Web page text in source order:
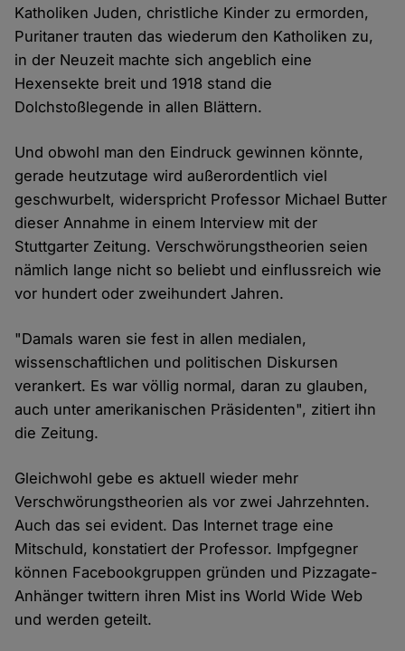
Katholiken Juden, christliche Kinder zu ermorden,
Puritaner trauten das wiederum den Katholiken zu,
in der Neuzeit machte sich angeblich eine
Hexensekte breit und 1918 stand die
Dolchstoßlegende in allen Blättern.
Und obwohl man den Eindruck gewinnen könnte,
gerade heutzutage wird außerordentlich viel
geschwurbelt, widerspricht Professor Michael Butter
dieser Annahme in einem Interview mit der
Stuttgarter Zeitung. Verschwörungstheorien seien
nämlich lange nicht so beliebt und einflussreich wie
vor hundert oder zweihundert Jahren.
"Damals waren sie fest in allen medialen,
wissenschaftlichen und politischen Diskursen
verankert. Es war völlig normal, daran zu glauben,
auch unter amerikanischen Präsidenten", zitiert ihn
die Zeitung.
Gleichwohl gebe es aktuell wieder mehr
Verschwörungstheorien als vor zwei Jahrzehnten.
Auch das sei evident. Das Internet trage eine
Mitschuld, konstatiert der Professor. Impfgegner
können Facebookgruppen gründen und Pizzagate-
Anhänger twittern ihren Mist ins World Wide Web
und werden geteilt.